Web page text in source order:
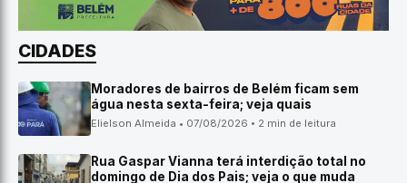
CIDADES
Moradores de bairros de Belém ficam sem
água nesta sexta-feira; veja quais
Elielson Almeida • 07/08/2026 • 2 min de leitura
Rua Gaspar Vianna terá interdição total no
domingo de Dia dos Pais; veja o que muda